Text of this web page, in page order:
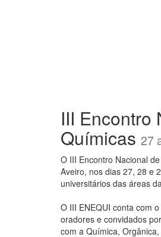
III Encontro
Químicas 27
O III Encontro Nacional
Aveiro, nos dias 27, 28 e
universitários das áreas
O III ENEQUI conta com
oradores e convidados
com a Química,